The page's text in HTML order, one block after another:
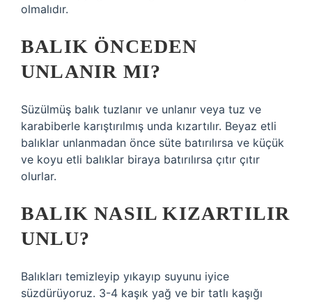
olmalıdır.
BALIK ÖNCEDEN
UNLANIR MI?
Süzülmüş balık tuzlanır ve unlanır veya tuz ve
karabiberle karıştırılmış unda kızartılır. Beyaz etli
balıklar unlanmadan önce süte batırılırsa ve küçük
ve koyu etli balıklar biraya batırılırsa çıtır çıtır
olurlar.
BALIK NASIL KIZARTILIR
UNLU?
Balıkları temizleyip yıkayıp suyunu iyice
süzdürüyoruz. 3-4 kaşık yağ ve bir tatlı kaşığı